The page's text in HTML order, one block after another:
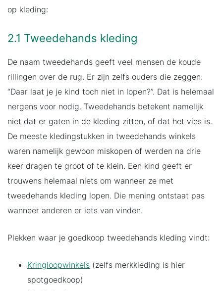
op kleding:
2.1 Tweedehands kleding
De naam tweedehands geeft veel mensen de koude
rillingen over de rug. Er zijn zelfs ouders die zeggen:
“Daar laat je je kind toch niet in lopen?”. Dat is helemaal
nergens voor nodig. Tweedehands betekent namelijk
niet dat er gaten in de kleding zitten, of dat het vies is.
De meeste kledingstukken in tweedehands winkels
waren namelijk gewoon miskopen of werden na drie
keer dragen te groot of te klein. Een kind geeft er
trouwens helemaal niets om wanneer ze met
tweedehands kleding lopen. Die mening ontstaat pas
wanneer anderen er iets van vinden.
Plekken waar je goedkoop tweedehands kleding vindt:
Kringloopwinkels (zelfs merkkleding is hier
spotgoedkoop)